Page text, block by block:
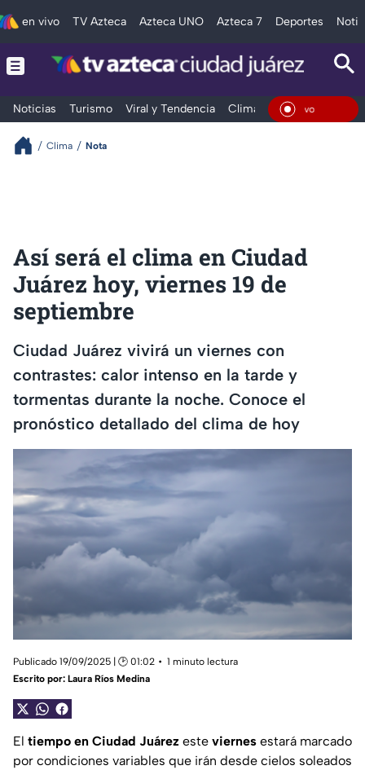
en vivo TV Azteca Azteca UNO Azteca 7 Deportes
Noticias Turismo Viral y Tendencia Clima Deportes En
Clima Nota
Así será el clima en Ciudad
Juárez hoy, viernes 19 de
septiembre
Ciudad Juárez vivirá un viernes con
contrastes: calor intenso en la tarde y
tormentas durante la noche. Conoce el
pronóstico detallado del clima de hoy
Publicado 19/09/2025 | 🕑 01:02
1 minuto lectura
Escrito por: Laura Ríos Medina
El tiempo en Ciudad Juárez este viernes estará marcado
por condiciones variables que irán desde cielos soleados